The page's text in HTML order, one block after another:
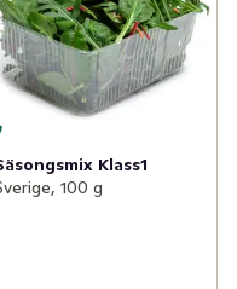
Klass1
100 g